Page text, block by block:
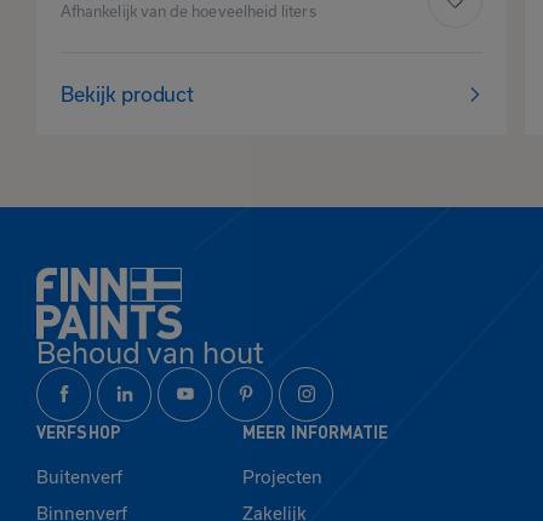
Afhankelijk van de hoeveelheid liters
Bekijk product
Behoud van hout
VERFSHOP
Buitenverf
Binnenverf
MEER INFORMATIE
Projecten
Zakelijk
aan je favorieten
Verder winkelen